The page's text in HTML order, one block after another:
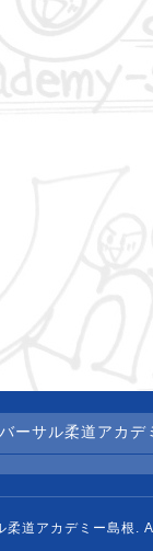
ーサル柔道アカデ
柔道アカデミー島根 .